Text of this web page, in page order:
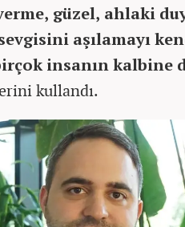
güzel, ahlaki
aşılamayı
insanın kalbine
kullandı.